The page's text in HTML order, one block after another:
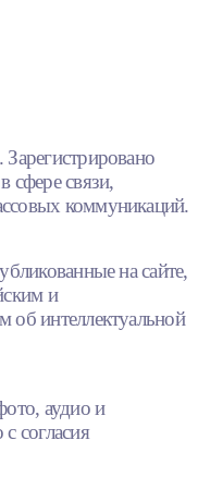
сфере связи,
коммуникаций.
на сайте,
и
об интеллектуальной
аудио и
согласия